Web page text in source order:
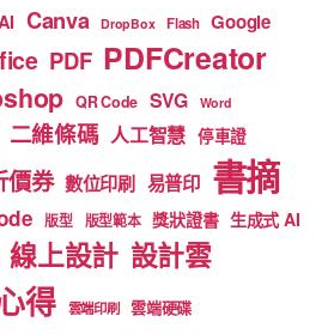
Canva DropBox Flash Google
PDF PDFCreator
QR Code SVG Word
二維條碼 人工智慧 停車證
價券 數位印刷 易普印 書摘
版型 版型範本 獎狀證書 生成式 AI
線上設計 設計雲
得 雲端印刷 雲端硬碟